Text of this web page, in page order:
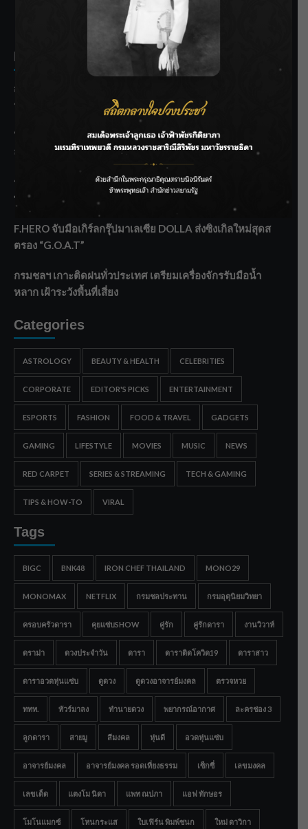
THE BEST ENTERTAINMENT
Recent Posts
กรมชลฯ รับฟังประชาชน ติดตามแก้ปัญหาโครงการประตู
ระบายน้ำศรีสองรักฯ
‘แมน การิน’ แชร์ความเชื่อชวนคิด! “อยากกินอะไรหลังจาก
ลาโลกนี้ ให้ใส่บาตรสิ่งนั้นไว้ตอนยังมีชีวิต”
ราชเลขานุการในพระองค์ฯ ติดตามโครงการหุบกะพง–ห้วย
ทรายใต้ เสริมความมั่นคงน้ำเพชรบุรี
F.HERO จับมือเกิร์ลกรุ๊ปมาเลเซีย DOLLA ส่งซิงเกิลใหม่สุดส
ตรอง “G.O.A.T”
กรมชลฯ เกาะติดฝนทั่วประเทศ เตรียมเครื่องจักรรับมือน้ำ
หลาก เฝ้าระวังพื้นที่เสี่ยง
Categories
ASTROLOGY BEAUTY & HEALTH CELEBRITIES
CORPORATE EDITOR'S PICKS ENTERTAINMENT
ESPORTS FASHION FOOD & TRAVEL GADGETS
GAMING LIFESTYLE MOVIES MUSIC NEWS
RED CARPET SERIES & STREAMING TECH & GAMING
TIPS & HOW-TO VIRAL
Tags
BIGC BNK48 IRON CHEF THAILAND MONO29
MONOMAX NETFLIX กรมชลประทาน กรมอุตุนิยมวิทยา
ครอบครัวดารา คุยแซ่บSHOW คู่รัก คู่รักดารา งานวิวาห์
ดราม่า ดวงประจำวัน ดารา ดาราติดโควิด19 ดาราสาว
ดาราอวดหุ่นแซ่บ ดูดวง ดูดวงอาจารย์มงคล ตรวจหวย
ททท. ทัวร์มาลง ทำนายดวง พยากรณ์อากาศ ละครช่อง 3
ลูกดารา สายมู สีมงคล หุ่นดี อวดหุ่นแซ่บ
อาจารย์มงคล อาจารย์มงคล รอดเที่ยงธรรม เซ็กซี่ เลขมงคล
เลขเด็ด แตงโม นิดา แพท ณปภา แอฟ ทักษอร
โมโนแมกซ์ โหนกระแส ใบเฟิร์น พิมพ์ชนก ใหม่ ดาวิกา